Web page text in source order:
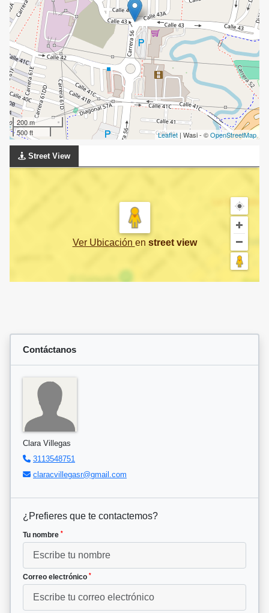
200 m
500 ft
Leaflet | Wasi - ©OpenStreetMap
Street View
Ver Ubicación en street view
Contáctanos
Clara Villegas
3113548751
claracvillegasr@gmail.com
¿Prefieres que te contactemos?
Tu nombre *
Correo electrónico *